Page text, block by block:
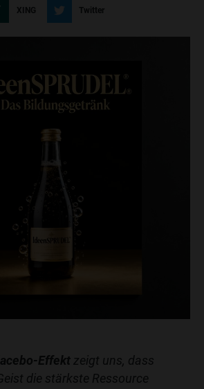
XING Twitter
Effektzeigt uns, dass
die stärkste Ressource